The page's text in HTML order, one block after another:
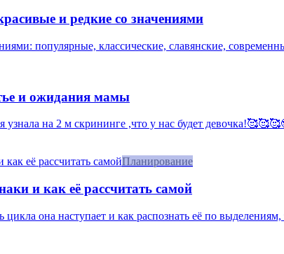
и редкие со значениями
популярные, классические, славянские,
и ожидания мамы
узнала на 2 м скрининге ,что у нас будет
Планирование
и как её рассчитать самой
цикла она наступает и как распознать её по